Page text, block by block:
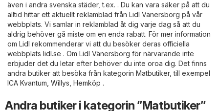
även i andra svenska städer, t.ex. . Du kan vara säker på att du
alltid hittar ett aktuellt reklamblad från Lidl Vänersborg på vår
webbplats. Vi samlar in reklamblad åt dig varje dag så att du
aldrig behöver gå miste om en enda rabatt. För mer information
om Lidl rekommenderar vi att du besöker deras officiella
webbplats lidl.se . Om Lidl Vänersborg för närvarande inte
erbjuder det du letar efter behöver du inte oroa dig. Det finns
andra butiker att besöka från kategorin Matbutiker, till exempel
ICA Kvantum, Willys, Hemköp .
Andra butiker i kategorin ”Matbutiker”